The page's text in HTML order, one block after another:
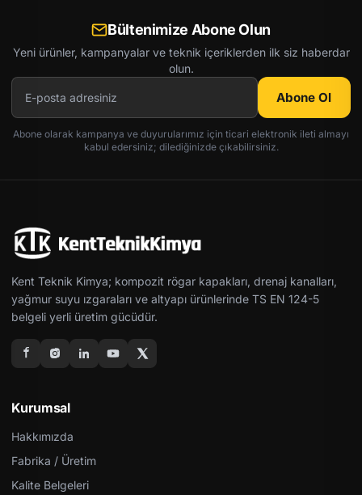
Bültenimize Abone Olun
Yeni ürünler, kampanyalar ve teknik içeriklerden ilk siz haberdar
olun.
Abone Ol
Abone olarak kampanya ve duyurularımız için ticari elektronik ileti almayı
kabul edersiniz; dilediğinizde çıkabilirsiniz.
Kent Teknik Kimya; kompozit rögar kapakları, drenaj kanalları,
yağmur suyu ızgaraları ve altyapı ürünlerinde TS EN 124-5
belgeli yerli üretim gücüdür.
Kurumsal
Hakkımızda
Fabrika / Üretim
Kalite Belgeleri